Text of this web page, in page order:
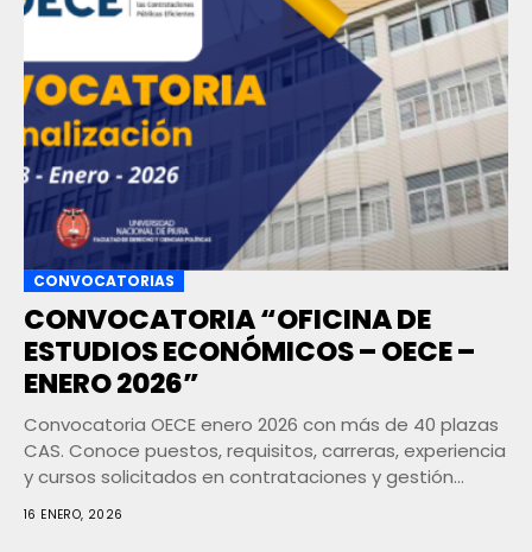
CONVOCATORIAS
CONVOCATORIA “OFICINA DE
ESTUDIOS ECONÓMICOS – OECE –
ENERO 2026”
Convocatoria OECE enero 2026 con más de 40 plazas
CAS. Conoce puestos, requisitos, carreras, experiencia
y cursos solicitados en contrataciones y gestión
16 ENERO, 2026